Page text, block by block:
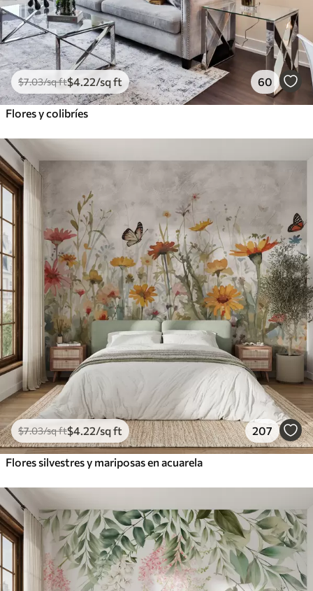
$7.03/sq ft$4 .22/sq ft 60
Flores y colibríes
$7.03/sq ft$4 .22/sq ft 207
Flores silvestres y mariposas en acuarela